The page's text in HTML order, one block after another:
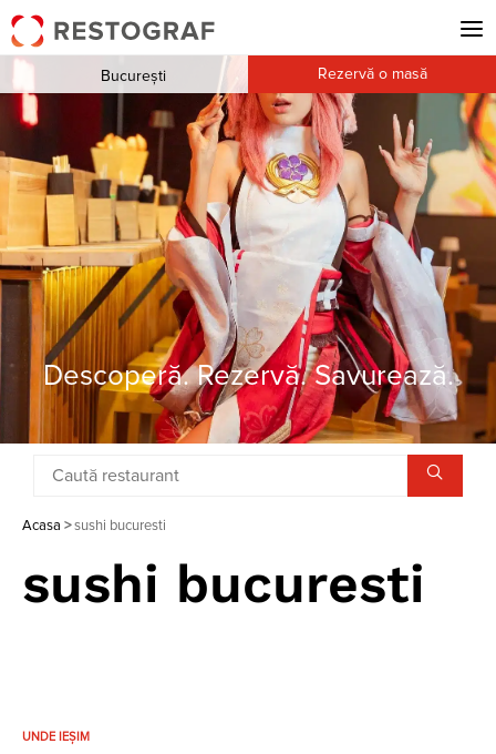
Descoperă. Rezervă. Savurează.
București Rezervă o masă
Acasa >sushi bucuresti
sushi bucuresti
UNDE IEȘIM